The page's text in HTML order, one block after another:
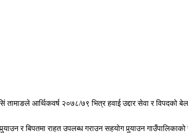
तामाङले आर्थिकवर्ष २०७८/७९ भित्र हवाई उद्दार सेवा र विपदको
र बिपतमा राहत उपलब्ध गराउन सहयोग पुर्‍याउन गाउँपालिकाको